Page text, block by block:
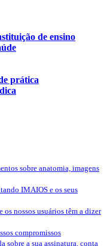
de ensino
prática
sobre anatomia, imagens
IMAIOS e os seus
os nossos usuários têm a dizer
compromissos
sobre a sua assinatura, conta